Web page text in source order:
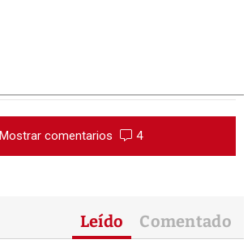
Mostrar comentarios 4
Leído Comentado